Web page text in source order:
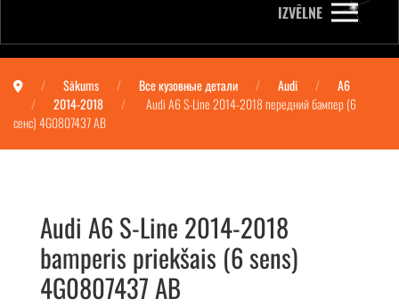
IZVĒLNE
Sākums Все кузовные детали Audi
A6
2014-2018
Audi A6 S-Line 2014-2018 передний бампер (6
сенс) 4G0807437 AB
Audi A6 S-Line 2014-2018
bamperis priekšais (6 sens)
4G0807437 AB
Audi A6 S-Line 2014-2018 передний бампер (6 сенс)